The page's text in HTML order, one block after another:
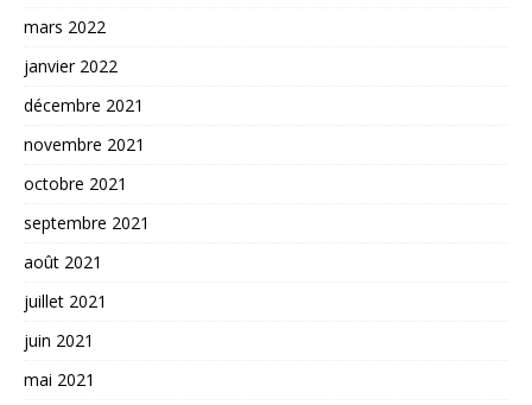
mars 2022
janvier 2022
décembre 2021
novembre 2021
octobre 2021
septembre 2021
août 2021
juillet 2021
juin 2021
mai 2021